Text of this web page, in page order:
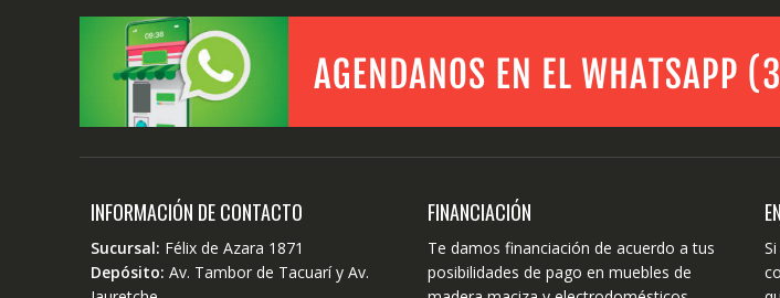
INFORMACIÓN DE CONTACTO
Sucursal: Félix de Azara 1871
Depósito: Av. Tambor de Tacuarí y Av.
FINANCIACIÓN
Te damos financiación de acuerdo a tus
posibilidades de pago en muebles de